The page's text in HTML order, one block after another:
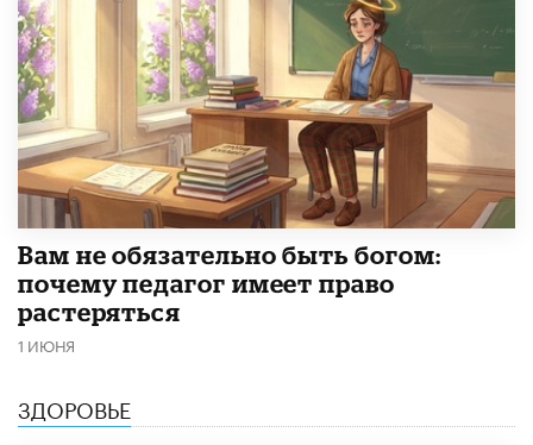
​Вам не обязательно быть богом:
почему педагог имеет право
растеряться
1 ИЮНЯ
ЗДОРОВЬЕ